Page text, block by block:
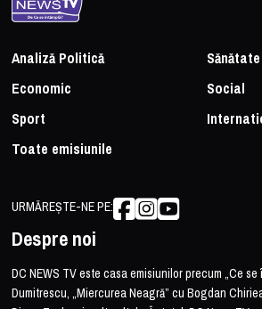
Analiză Politică
Sănătate
Economic
Social
Sport
Toate emisiunile
URMĂREȘTE-NE PE:
Despre noi
DC NEWS TV este casa emisiunilor precum „Ce se
Dumitrescu, „Miercurea Neagră” cu Bogdan